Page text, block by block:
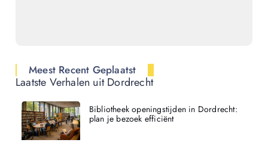
Meest Recent Geplaatst
Laatste Verhalen uit Dordrecht
Bibliotheek openingstijden in Dordrecht:
plan je bezoek efficiënt